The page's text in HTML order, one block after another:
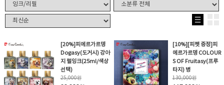
[20%]피에르가르뎅
Dogasy(도거시) 강아
지 펄잉크(25ml/색상
선택)
25,000원
[10%][피펫 증정]피
에르가르뎅 COLOUR
S OF Fruitasy(프루
타지) 병
130,000원